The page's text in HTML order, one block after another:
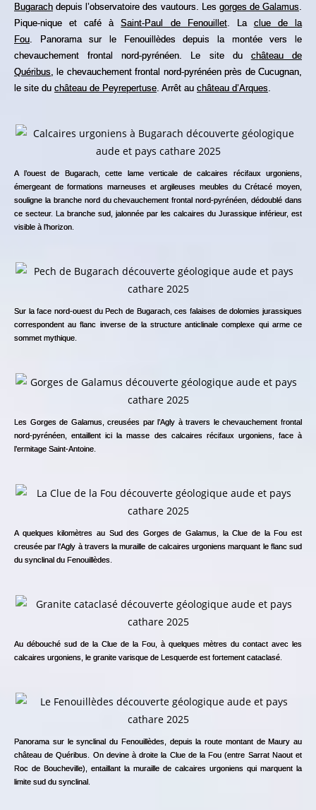
Bugarach depuis l’observatoire des vautours. Les gorges de Galamus
Pique-nique et café àSaint-Paul de Fenouillet. La clue de la
Fou . Panorama sur le Fenouillèdes depuis la montée vers le
chevauchement frontal nord-pyrénéen. Le site du château de
Quéribus , le chevauchement frontal nord-pyrénéen près de Cucugnan,
le site du château de Peyrepertuse . Arrêt au château d’Arques
A l’ouest de Bugarach, cette lame verticale de calcaires récifaux urgoniens,
émergeant de formations marneuses et argileuses meubles du Crétacé moyen,
souligne la branche nord du chevauchement frontal nord-pyrénéen, dédoublé dans
ce secteur. La branche sud, jalonnée par les calcaires du Jurassique inférieur, est
visible à l’horizon.
Sur la face nord-ouest du Pech de Bugarach, ces falaises de dolomies jurassiques
correspondent au flanc inverse de la structure anticlinale complexe qui arme ce
sommet mythique.
Les Gorges de Galamus, creusées par l’Agly à travers le chevauchement frontal
nord-pyrénéen, entaillent ici la masse des calcaires récifaux urgoniens, face à
l’ermitage Saint-Antoine.
A quelques kilomètres au Sud des Gorges de Galamus, la Clue de la Fou est
creusée par l’Agly à travers la muraille de calcaires urgoniens marquant le flanc sud
du synclinal du Fenouillèdes.
Au débouché sud de la Clue de la Fou, à quelques mètres du contact avec les
calcaires urgoniens, le granite varisque de Lesquerde est fortement cataclasé.
Panorama sur le synclinal du Fenouillèdes, depuis la route montant de Maury au
château de Quéribus. On devine à droite la Clue de la Fou (entre Sarrat Naout et
Roc de Boucheville), entaillant la muraille de calcaires urgoniens qui marquent la
limite sud du synclinal.